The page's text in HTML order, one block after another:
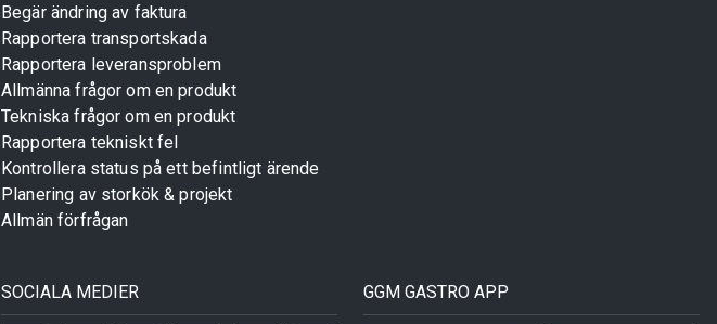
Begär ändring av faktura
Rapportera transportskada
Rapportera leveransproblem
Allmänna frågor om en produkt
Tekniska frågor om en produkt
Rapportera tekniskt fel
Kontrollera status på ett befintligt ärende
Planering av storkök & projekt
Allmän förfrågan
SOCIALA MEDIER GGM GASTRO APP